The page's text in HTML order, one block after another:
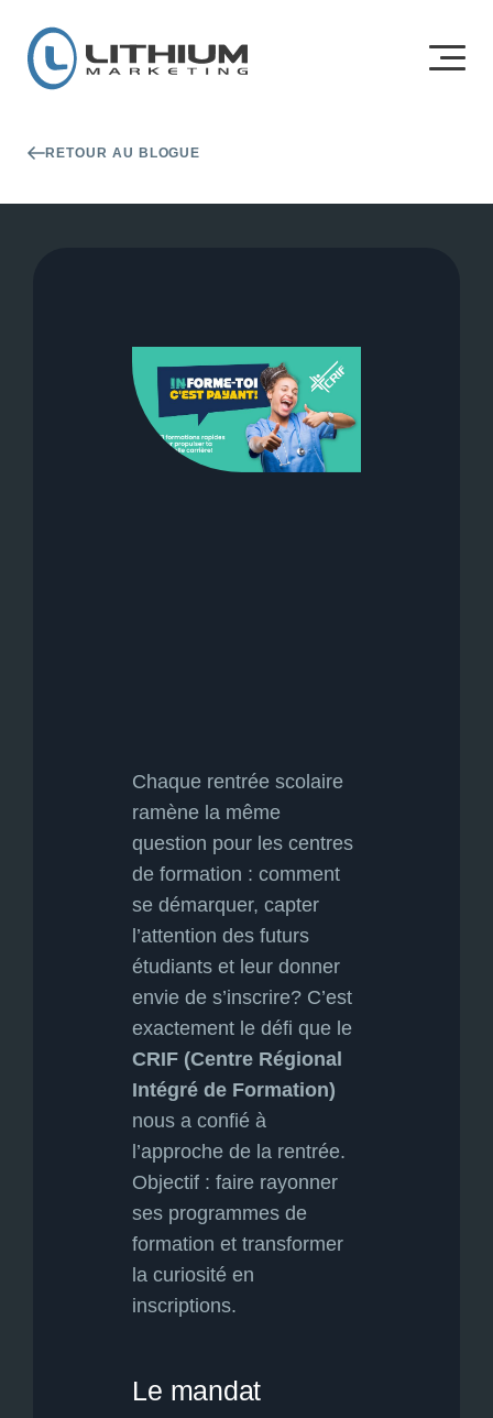
RETOUR AU BLOGUE
Chaque rentrée scolaire
ramène la même
question pour les centres
de formation : comment
se démarquer, capter
l’attention des futurs
étudiants et leur donner
envie de s’inscrire? C’est
exactement le défi que le
CRIF (Centre Régional
Intégré de Formation)
nous a confié à
l’approche de la rentrée.
Objectif : faire rayonner
ses programmes de
formation et transformer
la curiosité en
inscriptions.
Le mandat